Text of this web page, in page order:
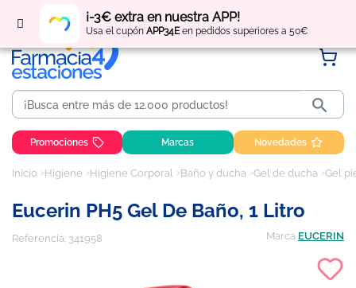
¡-3€ extra en nuestra APP!
Usa el cupón APP34Een pedidos superiores a 50€
Regístratey obtén puntos por tus compras

Promociones Marcas Novedades
Inicio Higiene Higiene Corporal Baño y ducha Gel de ducha Gel
Eucerin PH5 Gel De Baño, 1 Litro
Referencia: 341958 Marca EUCERIN